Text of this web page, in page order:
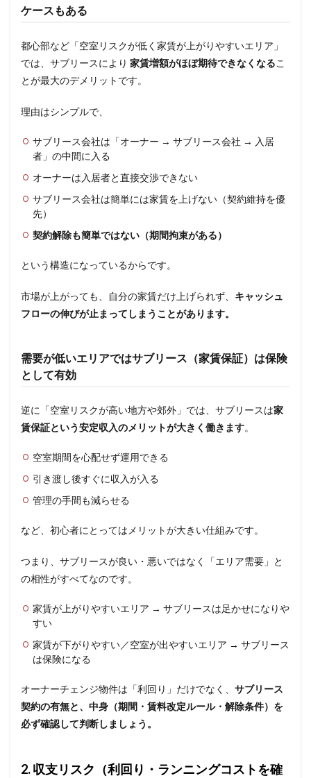
ケースもある
都心部など「空室リスクが低く家賃が上がりやすいエリア」
では、サブリースにより 家賃増額がほぼ期待できなくなるこ
とが最大のデメリットです。
理由はシンプルで、
サブリース会社は「オーナー → サブリース会社 → 入居
者」の中間に入る
オーナーは入居者と直接交渉できない
サブリース会社は簡単には家賃を上げない（契約維持を優
先）
契約解除も簡単ではない（期間拘束がある）
という構造になっているからです。
市場が上がっても、自分の家賃だけ上げられず、 キャッシュ
フローの伸びが止まってしまうことがあります。
需要が低いエリアではサブリース（家賃保証）は保険
として有効
逆に「空室リスクが高い地方や郊外」では、サブリースは家
賃保証という安定収入のメリットが大きく働きます。
空室期間を心配せず運用できる
引き渡し後すぐに収入が入る
管理の手間も減らせる
など、初心者にとってはメリットが大きい仕組みです。
つまり、サブリースが良い・悪いではなく「エリア需要」と
の相性がすべてなのです。
家賃が上がりやすいエリア → サブリースは足かせになりや
すい
家賃が下がりやすい／空室が出やすいエリア → サブリース
は保険になる
オーナーチェンジ物件は「利回り」だけでなく、 サブリース
契約の有無と、中身（期間・賃料改定ルール・解除条件）を
必ず確認して判断しましょう。
2. 収支リスク（利回り・ランニングコストを確